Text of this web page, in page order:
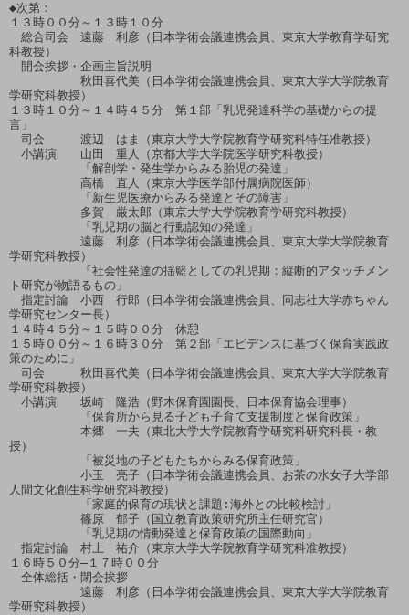
◆次第：
１３時００分～１３時１０分
総合司会　遠藤　利彦（日本学術会議連携会員、東京大学教育学研究
科教授）
開会挨拶・企画主旨説明
秋田喜代美（日本学術会議連携会員、東京大学大学院教育
学研究科教授）
１３時１０分～１４時４５分　第１部「乳児発達科学の基礎からの提
言」
司会　　　渡辺　はま（東京大学大学院教育学研究科特任准教授）
小講演　　山田　重人（京都大学大学院医学研究科教授）
「解剖学・発生学からみる胎児の発達」
高橋　直人（東京大学医学部付属病院医師）
「新生児医療からみる発達とその障害」
多賀　厳太郎（東京大学大学院教育学研究科教授）
「乳児期の脳と行動認知の発達」
遠藤　利彦（日本学術会議連携会員、東京大学大学院教育
学研究科教授）
「社会性発達の揺籃としての乳児期：縦断的アタッチメン
ト研究が物語るもの」
指定討論　小西　行郎（日本学術会議連携会員、同志社大学赤ちゃん
学研究センター長）
１４時４５分～１５時００分　休憩
１５時００分～１６時３０分　第２部「エビデンスに基づく保育実践政
策のために」
司会　　　秋田喜代美（日本学術会議連携会員、東京大学大学院教育
学研究科教授）
小講演　　坂崎　隆浩（野木保育園園長、日本保育協会理事）
「保育所から見る子ども子育て支援制度と保育政策」
本郷　一夫（東北大学大学院教育学研究科研究科長・教
授）
「被災地の子どもたちからみる保育政策」
小玉　亮子（日本学術会議連携会員、お茶の水女子大学部
人間文化創生科学研究科教授）
「家庭的保育の現状と課題:海外との比較検討」
篠原　郁子（国立教育政策研究所主任研究官）
「乳児期の情動発達と保育政策の国際動向」
指定討論　村上　祐介（東京大学大学院教育学研究科准教授）
１６時５０分―１７時００分
全体総括・閉会挨拶
遠藤　利彦（日本学術会議連携会員、東京大学大学院教育
学研究科教授）